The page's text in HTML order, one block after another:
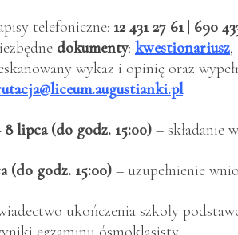
telefoniczne: 12 431 27 61| 690
dokumenty: kwestionariusz,
wykaz i opinię oraz
8 lipca (do godz. 15:00) – składanie
(do godz. 15:00) – uzupełnienie
ukończenia szkoły